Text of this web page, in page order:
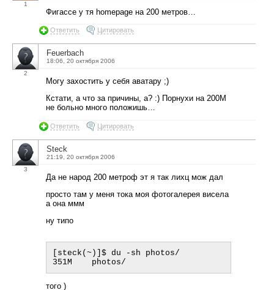
1
Фигассе у тя homepage на 200 метров…
Ответить Цитировать
2
Feuerbach
18:06, 20 октября 2006
Могу захостить у себя аватару ;)
Кстати, а что за причины, а? :) Порнухи на 200М
не больно много положишь…
Ответить Цитировать
3
Steck
21:19, 20 октября 2006
Да не народ 200 метроф эт я так лихц мож дал
просто там у меня тока моя фотогалерея висела
а она ммм
ну типо
[steck(~)]$ du -sh photos/
того )